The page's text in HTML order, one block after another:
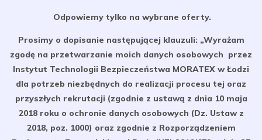
Odpowiemy tylko na wybrane oferty.
Prosimy o dopisanie następującej klauzuli: „Wyrażam
zgodę na przetwarzanie moich danych osobowych przez
Instytut Technologii Bezpieczeństwa MORATEX w Łodzi
dla potrzeb niezbędnych do realizacji procesu tej oraz
przyszłych rekrutacji (zgodnie z ustawą z dnia 10 maja
2018 roku o ochronie danych osobowych (Dz. Ustaw z
2018, poz. 1000) oraz zgodnie z Rozporządzeniem